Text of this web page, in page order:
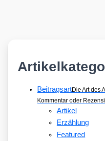
BeitragsartDie Art des
Kommentar oder
Artikel
Erzählung
Featured